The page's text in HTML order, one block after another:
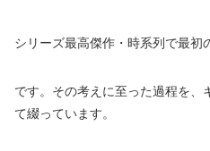
シリーズ最高傑作・時系列で最初
です。その考えに至った過程を、
て綴っています。